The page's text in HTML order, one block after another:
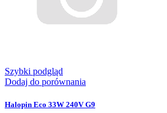
Szybki podgląd
Dodaj do porównania
Halopin Eco 33W 240V G9